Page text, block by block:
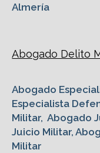
Almería
Abogado Delito
Abogado
Especialista
Militar, Abogado
Juicio Militar,
Militar